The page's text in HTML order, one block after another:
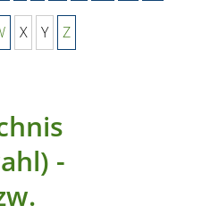
X Y Z
-